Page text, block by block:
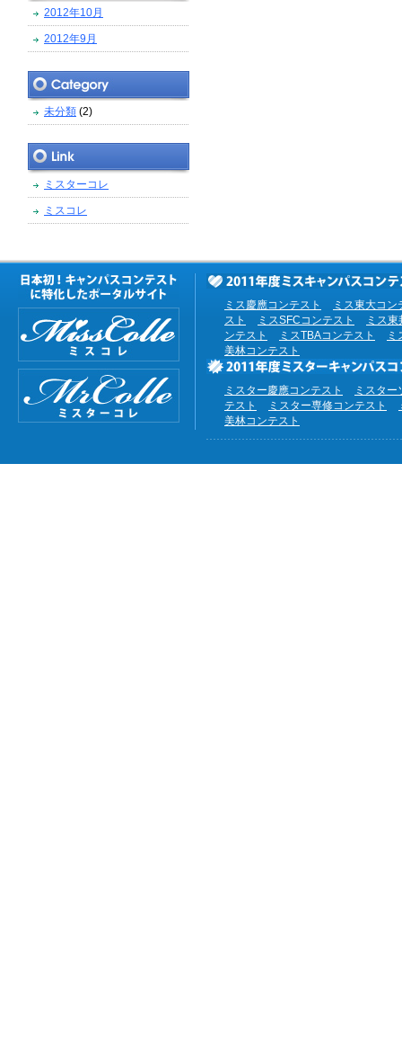
2012年10月
2012年9月
未分類 (2)
ミスターコレ
ミスコレ
ミス慶應コンテスト
ミス東大コン
スト
ミスSFCコンテスト
ミス
ンテスト
ミスTBAコンテスト
ミ
美林コンテスト
ミスター慶應コンテスト
ミスタ
テスト
ミスター専修コンテスト
美林コンテスト